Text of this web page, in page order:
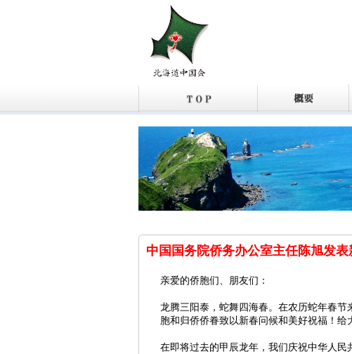
中国国务院侨务办公室主任陈旭发表
亲爱的侨胞们、朋友们：
龙腾三阳泰，蛇舞四海春。在农历蛇年春
胞和归侨侨眷致以新春问候和美好祝福！给
在即将过去的甲辰龙年，我们庆祝中华人